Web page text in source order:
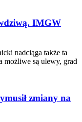
IMGW
nadciąga także ta
możliwe są ulewy, grad
zmiany na